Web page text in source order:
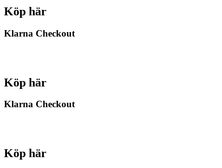
Köp här
Klarna Checkout
Köp här
Klarna Checkout
Köp här